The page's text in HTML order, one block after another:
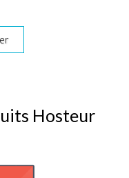
Hosteur